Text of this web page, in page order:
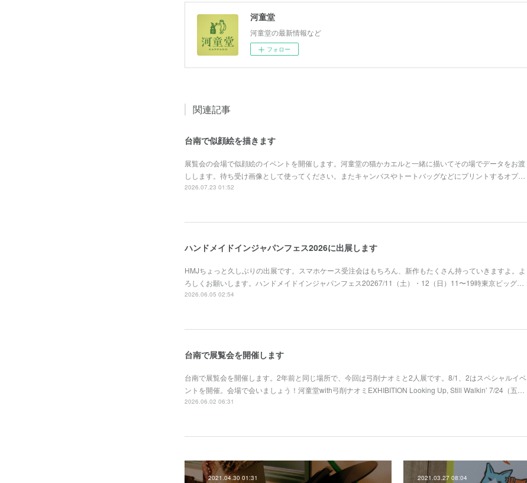
河童堂
河童堂の最新情報など
フォロー
関連記事
台南で似顔絵を描きます
展覧会の会場で似顔絵のイベントを開催します。河童堂の猫かカエルと一緒に描いてその場でデータをお渡
しします。待ち受け画像として使ってください。またキャンバスやトートバッグなどにプリントするオプ…
2026.07.23 01:52
ハンドメイドインジャパンフェス2026に出展します
HMJちょっと久しぶりの出展です。スマホケース受注会はもちろん、新作もたくさん持っていきますよ。よ
ろしくお願いします。ハンドメイドインジャパンフェス20267/11（土）・12（日）11〜19時東京ビッグ…
2026.06.05 02:54
台南で展覧会を開催します
台南で展覧会を開催します。2年前と同じ場所で、今回は弓削ナオミと2人展です。8/1、2はスペシャルイベ
ントを開催。会場で会いましょう！河童堂with弓削ナオミEXHIBITION Looking Up, Still Walkin’ 7/24（五…
2026.06.02 06:31
2021.04.30 01:31 2021.03.27 08:04